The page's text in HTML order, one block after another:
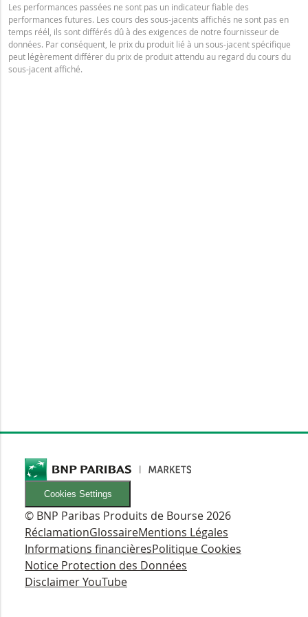
Les performances passées ne sont pas un indicateur fiable des
performances futures. Les cours des sous-jacents affichés ne sont pas en
temps réél, ils sont différés dû à des exigences de notre fournisseur de
données. Par conséquent, le prix du produit lié à un sous-jacent spécifique
peut légèrement différer du prix de produit attendu au regard du cours du
sous-jacent affiché.
Cookies Settings
© BNP Paribas Produits de Bourse 2026
RéclamationGlossaireMentions Légales
Informations financièresPolitique Cookies
Notice Protection des Données
Disclaimer YouTube